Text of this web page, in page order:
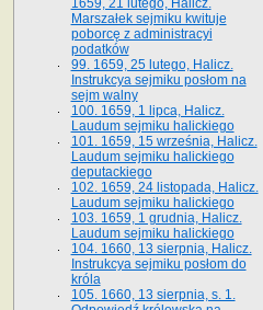
1659, 21 lutego, Halicz.
Marszałek sejmiku kwituje
poborcę z administracyi
podatków
99. 1659, 25 lutego, Halicz.
Instrukcya sejmiku posłom na
sejm walny
100. 1659, 1 lipca, Halicz.
Laudum sejmiku halickiego
101. 1659, 15 września, Halicz.
Laudum sejmiku halickiego
deputackiego
102. 1659, 24 listopada, Halicz.
Laudum sejmiku halickiego
103. 1659, 1 grudnia, Halicz.
Laudum sejmiku halickiego
104. 1660, 13 sierpnia, Halicz.
Instrukcya sejmiku posłom do
króla
105. 1660, 13 sierpnia, s. 1.